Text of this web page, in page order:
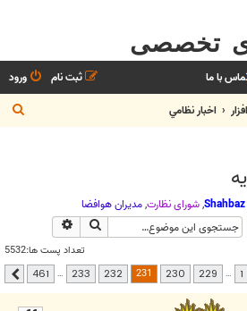
تخصصی
با ما ورود
ثبت نام
اخبار نظامي
ج
س
,شوراي نظارت,مديران هوافضا
جستجو
تعداد پست ها:5532
…
229
230
231
232
233
…
461 بعدی